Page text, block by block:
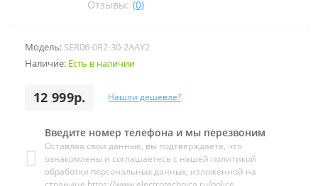
Отзывы: (0)
Модель: SER06-0R2-30-2AAY2
Наличие: Есть в наличии
12 999р. Нашли дешевле?
Введите номер телефона и мы перезвоним
Оставляя свои данные, вы подтверждаете, что
ознакомлены и соглашаетесь с нашей политикой
обработки персональных данных, изложенной на